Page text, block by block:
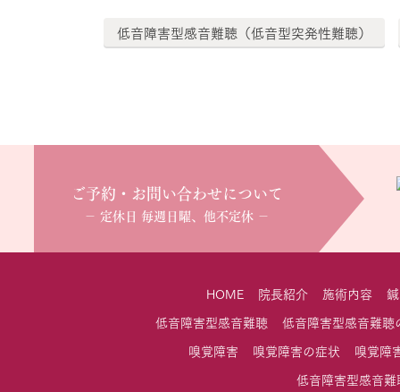
低音障害型感音難聴（低音型突発性難聴）
ご予約・お問い合わせについて
− 定休日 毎週日曜、他不定休 −
HOME 院長紹介 施術内容
低音障害型感音難聴
低音障害型感音難聴
嗅覚障害
嗅覚障害の症状
嗅覚障
低音障害型感音